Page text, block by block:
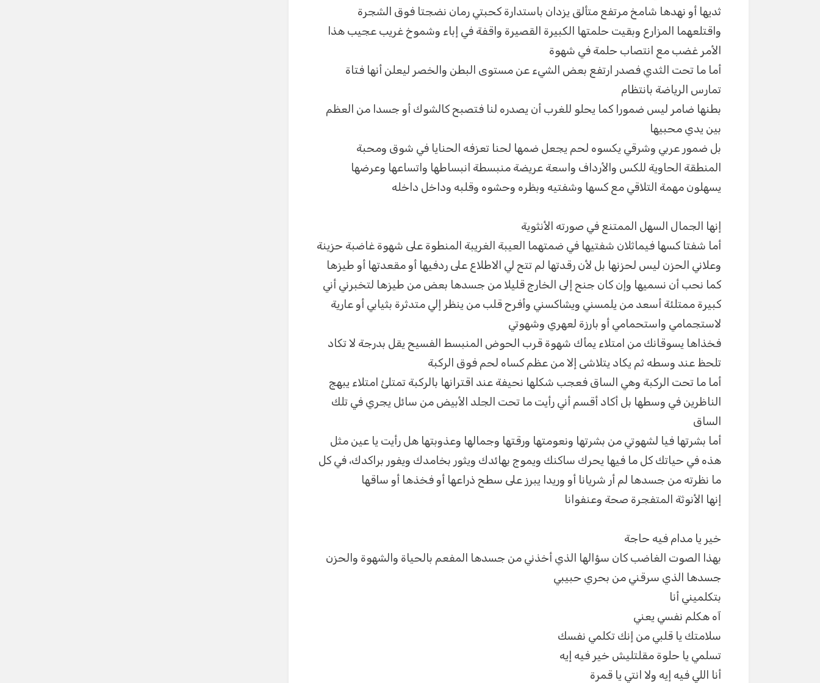
ثديها أو نهدها شامخ مرتفع متألق يزدان باستدارة كحبتي رمان نضجتا فوق الشجرة
واقتلعهما المزارع وبقيت حلمتها الكبيرة القصيرة واقفة في إباء وشموخ غريب عجيب هذا
الأمر غضب مع انتصاب حلمة في شهوة
أما ما تحت الثدي فصدر ارتفع بعض الشيء عن مستوى البطن والخصر ليعلن أنها فتاة
تمارس الرياضة بانتظام
بطنها ضامر ليس ضمورا كما يحلو للغرب أن يصدره لنا فتصبح كالشوك أو جسدا من العظم
بين يدي محبيها
بل ضمور عربي وشرقي يكسوه لحم يجعل ضمها لحنا تعزفه الحنايا في شوق ومحبة
المنطقة الحاوية للكس والأرداف واسعة عريضة منبسطة انبساطها واتساعها وعرضها
يسهلون مهمة التلاقي مع كسها وشفتيه وبظره وحشوه وقلبه وداخل داخله
إنها الجمال السهل الممتنع في صورته الأنثوية
أما شفتا كسها فيماثلان شفتيها في ضمتهما العيبة الغريبة المنطوة على شهوة غاضبة حزينة
وعلاني الحزن ليس لحزنها بل لأن رقدتها لم تتح لي الاطلاع على ردفيها أو مقعدتها أو طيزها
كما نحب أن نسميها وإن كان جنح إلى الخارج قليلا من جسدها بعض من طيزها لتخبرني أني
كبيرة ممتلئة أسعد من يلمسني ويشاكسني وأفرح قلب من ينظر إلي متدثرة بثيابي أو عارية
لاستجمامي واستحمامي أو بارزة لعهري وشهوتي
فخذاها يسوقانك من امتلاء يمأك شهوة قرب الحوض المنبسط الفسيح يقل بدرجة لا تكاد
تلحظ عند وسطه ثم يكاد يتلاشى إلا من عظم كساه لحم فوق الركبة
أما ما تحت الركبة وهي الساق فعجب شكلها نحيفة عند اقترانها بالركبة تمتلئ امتلاء يبهج
الناظرين في وسطها بل أكاد أقسم أني رأيت ما تحت الجلد الأبيض من سائل يجري في تلك
الساق
أما بشرتها فيا لشهوتي من بشرتها ونعومتها ورقتها وجمالها وعذوبتها هل رأيت يا عين مثل
هذه في حياتك كل ما فيها يحرك ساكنك ويموج بهائدك ويثور بخامدك ويفور براكدك، في كل
ما نظرته من جسدها لم أر شريانا أو وريدا يبرز على سطح ذراعها أو فخذها أو ساقها
إنها الأنوثة المتفجرة صحة وعنفوانا
خير يا مدام فيه حاجة
بهذا الصوت الغاضب كان سؤالها الذي أخذني من جسدها المفعم بالحياة والشهوة والحزن
جسدها الذي سرقني من بحري حبيبي
بتكلميني أنا
آه هكلم نفسي يعني
سلامتك يا قلبي من إنك تكلمي نفسك
تسلمي يا حلوة مقلتليش خير فيه إيه
أنا اللي فيه إيه ولا انتي يا قمرة